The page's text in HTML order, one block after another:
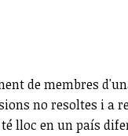
de membres
no resoltes i a
lloc en un país